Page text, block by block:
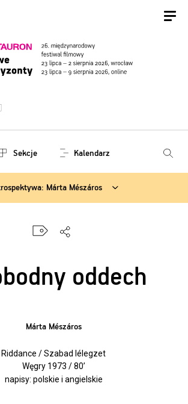
Sekcje Kalendarz
Márta Mészáros
oddech
Márta Mészáros
Riddance / Szabad lélegzet
Węgry 1973 / 80’
napisy: polskie i angielskie